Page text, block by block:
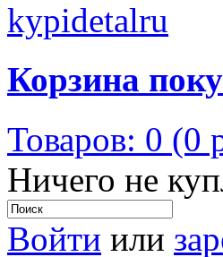
kypidetalru
Корзина
Товаров: 0 (0
Ничего не
Войти или